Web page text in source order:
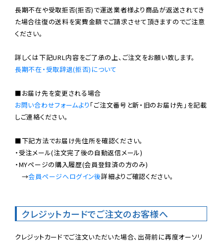
長期不在や受取拒否(拒否)で運送業者様より商品が返送されてき
た場合往復の送料を実費金額でご請求させて頂きますのでご注意
ください。
長期不在・受取辞退(拒否)について
お問い合わせフォームより 「ご注文番号と新・旧のお届け先」を記載
しご連絡ください。
■下記方法でお届け先住所を確認ください。
・受注メール(注文完了後の自動返信メール)
・MYページの購入履歴(会員登録済の方のみ)
→会員ページへログイン後詳細よりご確認ください。
クレジットカードでご注文のお客様へ
クレジットカードでご注文いただいた場合、出荷前に再度オーソリ